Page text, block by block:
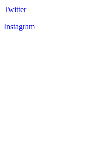
Twitter
Instagram